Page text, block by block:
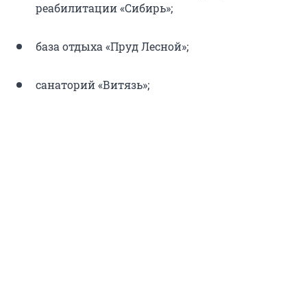
реабилитации «Сибирь»;
база отдыха «Пруд Лесной»;
санаторий «Витязь»;